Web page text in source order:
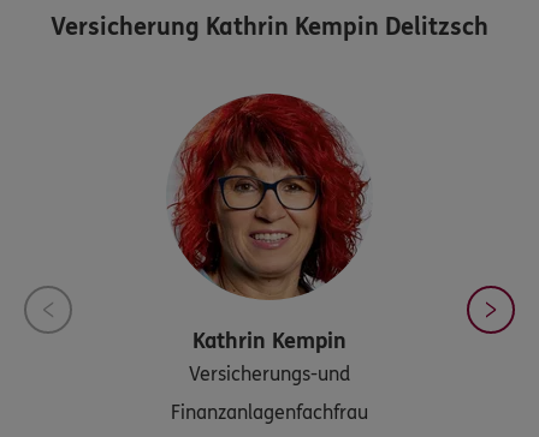
Versicherung Kathrin Kempin Delitzsch
Kathrin Kempin
Versicherungs-und
Finanzanlagenfachfrau